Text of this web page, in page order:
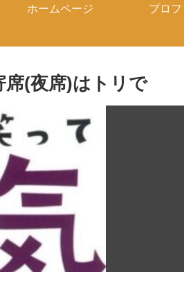
ホームページ プロ
席(夜席)はトリで